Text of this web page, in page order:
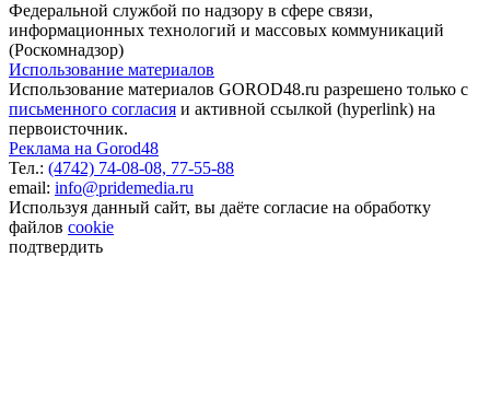
Федеральной службой по надзору в сфере связи,
информационных технологий и массовых коммуникаций
(Роскомнадзор)
Использование материалов
Использование материалов GOROD48.ru разрешено только с
письменного согласия и активной ссылкой (hyperlink) на
первоисточник.
Реклама на Gorod48
Тел.: (4742) 74-08-08, 77-55-88
email: info@pridemedia.ru
Используя данный сайт, вы даёте согласие на обработку
файлов cookie
подтвердить